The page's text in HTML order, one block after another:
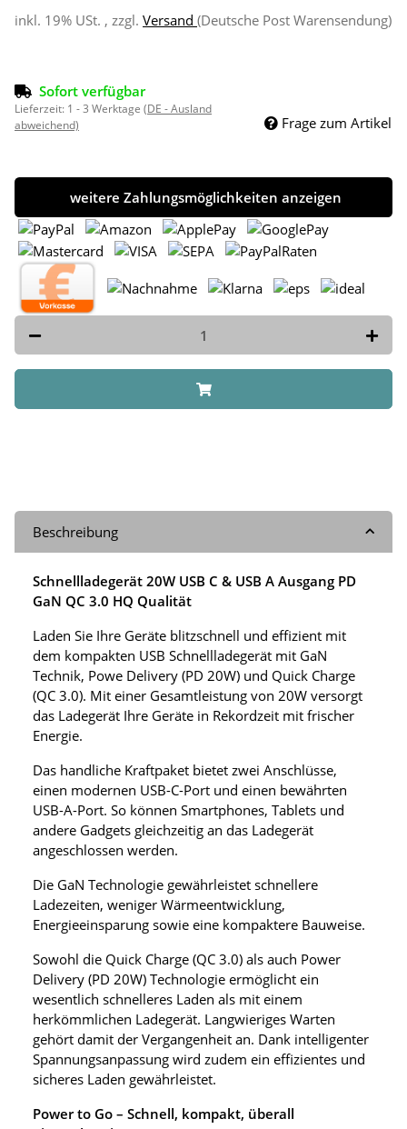
inkl. 19% USt. , zzgl. Versand (Deutsche Post Warensendung)
Sofort verfügbar
Lieferzeit: 1 - 3 Werktage (DE - Ausland
abweichend)
Frage zum Artikel
weitere Zahlungsmöglichkeiten anzeigen
Beschreibung
Schnellladegerät 20W USB C & USB A Ausgang PD
GaN QC 3.0 HQ Qualität
Laden Sie Ihre Geräte blitzschnell und effizient mit
dem kompakten USB Schnellladegerät mit GaN
Technik, Powe Delivery (PD 20W) und Quick Charge
(QC 3.0). Mit einer Gesamtleistung von 20W versorgt
das Ladegerät Ihre Geräte in Rekordzeit mit frischer
Energie.
Das handliche Kraftpaket bietet zwei Anschlüsse,
einen modernen USB-C-Port und einen bewährten
USB-A-Port. So können Smartphones, Tablets und
andere Gadgets gleichzeitig an das Ladegerät
angeschlossen werden.
Die GaN Technologie gewährleistet schnellere
Ladezeiten, weniger Wärmeentwicklung,
Energieeinsparung sowie eine kompaktere Bauweise.
Sowohl die Quick Charge (QC 3.0) als auch Power
Delivery (PD 20W) Technologie ermöglicht ein
wesentlich schnelleres Laden als mit einem
herkömmlichen Ladegerät. Langwieriges Warten
gehört damit der Vergangenheit an. Dank intelligenter
Spannungsanpassung wird zudem ein effizientes und
sicheres Laden gewährleistet.
Power to Go – Schnell, kompakt, überall